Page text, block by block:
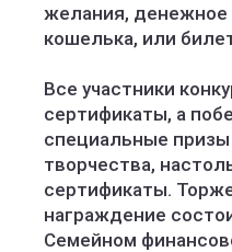
желания, денежное
кошелька, или
Все участники
сертификаты, а
специальные
творчества,
сертификаты.
награждение
Семейном